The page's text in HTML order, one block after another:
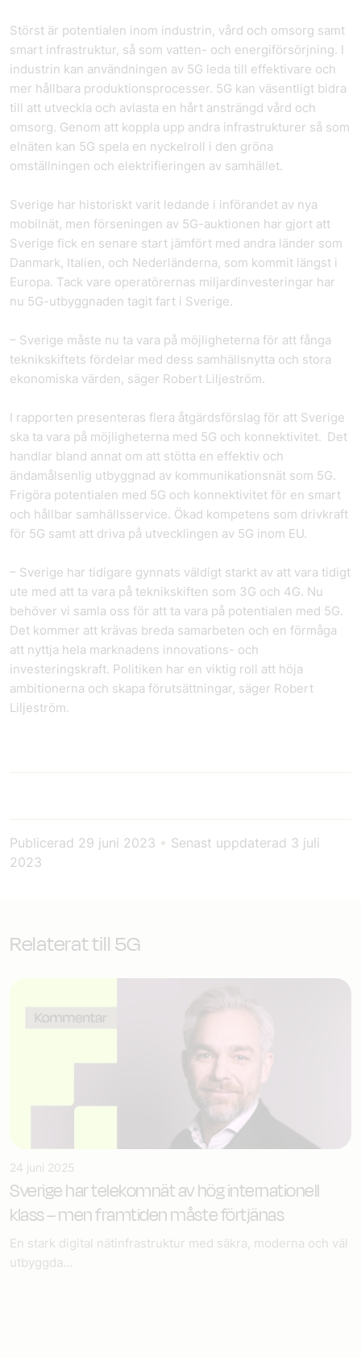
Störst är potentialen inom industrin, vård och omsorg samt
smart infrastruktur, så som vatten- och energiförsörjning. I
industrin kan användningen av 5G leda till effektivare och
mer hållbara produktionsprocesser. 5G kan väsentligt bidra
till att utveckla och avlasta en hårt ansträngd vård och
omsorg. Genom att koppla upp andra infrastrukturer så som
elnäten kan 5G spela en nyckelroll i den gröna
omställningen och elektrifieringen av samhället.
Sverige har historiskt varit ledande i införandet av nya
mobilnät, men förseningen av 5G-auktionen har gjort att
Sverige fick en senare start jämfört med andra länder som
Danmark, Italien, och Nederländerna, som kommit längst i
Europa. Tack vare operatörernas miljardinvesteringar har
nu 5G-utbyggnaden tagit fart i Sverige.
– Sverige måste nu ta vara på möjligheterna för att fånga
teknikskiftets fördelar med dess samhällsnytta och stora
ekonomiska värden, säger Robert Liljeström.
I rapporten presenteras flera åtgärdsförslag för att Sverige
ska ta vara på möjligheterna med 5G och konnektivitet. Det
handlar bland annat om att stötta en effektiv och
ändamålsenlig utbyggnad av kommunikationsnät som 5G.
Frigöra potentialen med 5G och konnektivitet för en smart
och hållbar samhällsservice. Ökad kompetens som drivkraft
för 5G samt att driva på utvecklingen av 5G inom EU.
– Sverige har tidigare gynnats väldigt starkt av att vara tidigt
ute med att ta vara på teknikskiften som 3G och 4G. Nu
behöver vi samla oss för att ta vara på potentialen med 5G.
Det kommer att krävas breda samarbeten och en förmåga
att nyttja hela marknadens innovations- och
investeringskraft. Politiken har en viktig roll att höja
ambitionerna och skapa förutsättningar, säger Robert
Liljeström.
Publicerad 29 juni 2023 • Senast uppdaterad 3 juli
2023
Relaterat till 5G
24 juni 2025
Sverige har telekomnät av hög internationell
klass – men framtiden måste förtjänas
En stark digital nätinfrastruktur med säkra, moderna och väl
utbyggda...